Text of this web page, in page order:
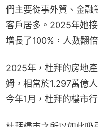
們主要從事外貿、金
客戶居多。2025年她
增長了100%，人數翻倍
2025年，杜拜的房地
姆，相當於1.297萬億
今年1月，杜拜的樓市